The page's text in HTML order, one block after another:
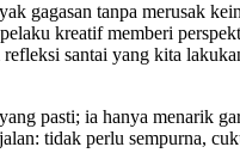
gagasan tanpa merusak
kreatif memberi
santai yang kita
pasti; ia hanya menarik
tidak perlu sempurna,